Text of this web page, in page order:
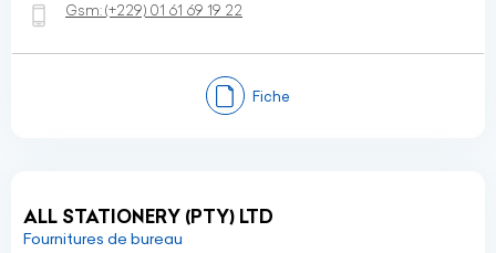
Gsm:(+229) 01 61 69 19 22
Fiche
ALL STATIONERY (PTY) LTD
Fournitures de bureau